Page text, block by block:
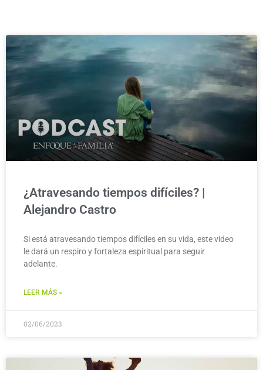
¿Atravesando tiempos difíciles? |
Alejandro Castro
Si está atravesando tiempos difíciles en su vida, este video
le dará un respiro y fortaleza espiritual para seguir
adelante.
LEER MÁS »
02/06/2023